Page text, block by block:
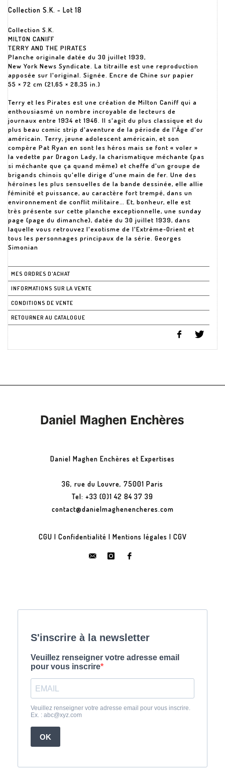
Collection S.K. - Lot 18
Collection S.K.
MILTON CANIFF
TERRY AND THE PIRATES
Planche originale datée du 30 juillet 1939,
New York News Syndicate. La titraille est une reproduction
apposée sur l'original. Signée. Encre de Chine sur papier
55 × 72 cm (21,65 × 28,35 in.)
Terry et les Pirates est une création de Milton Caniff qui a
enthousiasmé un nombre incroyable de lecteurs de
journaux entre 1934 et 1946. Il s'agit du plus classique et du
plus beau comic strip d'aventure de la période de l'Âge d'or
américain. Terry, jeune adolescent américain, et son
compère Pat Ryan en sont les héros mais se font « voler »
la vedette par Dragon Lady, la charismatique méchante (pas
si méchante que ça quand même) et cheffe d'un groupe de
brigands chinois qu'elle dirige d'une main de fer. Une des
héroïnes les plus sensuelles de la bande dessinée, elle allie
féminité et puissance, au caractère fort trempé, dans un
environnement de conflit militaire… Et, bonheur, elle est
très présente sur cette planche exceptionnelle, une sunday
page (page du dimanche), datée du 30 juillet 1939, dans
laquelle vous retrouvez l'exotisme de l'Extrême-Orient et
tous les personnages principaux de la série. Georges
Simonian
MES ORDRES D'ACHAT
INFORMATIONS SUR LA VENTE
CONDITIONS DE VENTE
RETOURNER AU CATALOGUE
Daniel Maghen Enchères et Expertises
36, rue du Louvre, 75001 Paris
Tel: +33 (0)1 42 84 37 39
contact@danielmaghenencheres.com
CGU | Confidentialité | Mentions légales | CGV